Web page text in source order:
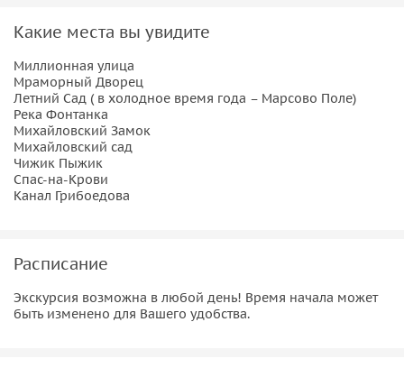
народовольцами к смерти и сколько всего было попыток
маленький монумент в городе, прогуляетесь по самому
первому, еще Петром заложенному саду, полюбуетесь
величественным зданием Спаса-на-Крови и услышите
истории об архитектуре тех интересных зданий и
площадей, которые встретятся на нашем пути. А
поговорить будет есть о чем (проходя по улицам одного
из красивейших городов мира — Санкт-Петербурга)!
Какие места вы увидите
Миллионная улица
Мраморный Дворец
Летний Сад ( в холодное время года – Марсово Поле)
Река Фонтанка
Михайловский Замок
Михайловский сад
Чижик Пыжик
Спас-на-Крови
Канал Грибоедова
Расписание
Экскурсия возможна в любой день! Время начала может
быть изменено для Вашего удобства.